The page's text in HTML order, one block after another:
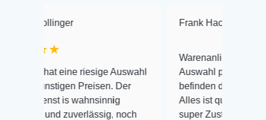
riesige Auswahl
Preisen. Der
wahnsinnig
noch
Frank Hackmayer ★★★★
Warenanlieferung Top und die
Auswahl plus gesundheitliches
befinden der Fische einwandfrei.
Alles ist quick lebendig und im
super Zustand. Gerne wieder 😃